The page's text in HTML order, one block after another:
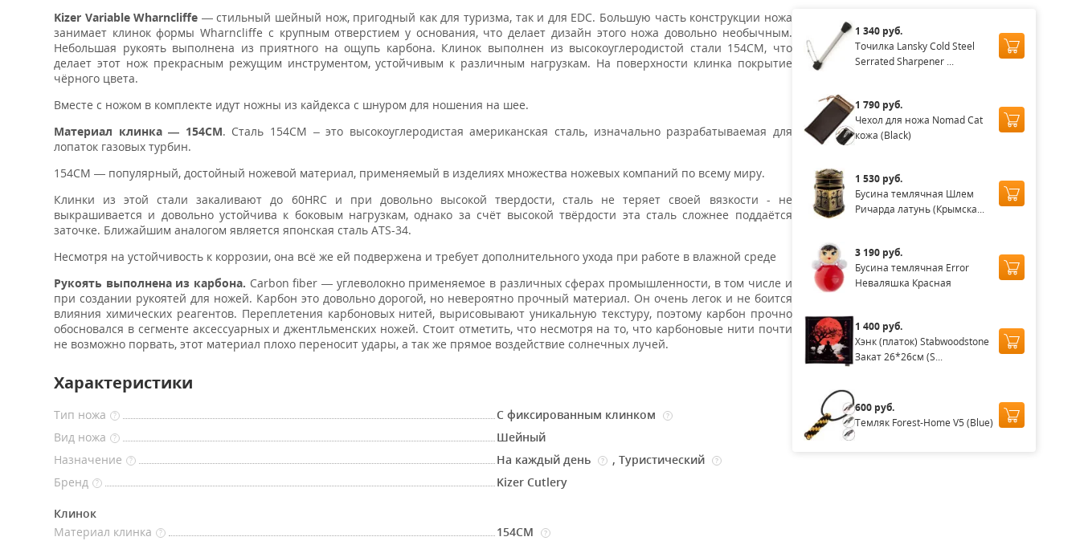
Kizer Variable Wharncliffe — стильный шейный нож, пригодный как для туризма, так и для EDC. Большую часть конструкции ножа
занимает клинок формы Wharncliffe с крупным отверстием у основания, что делает дизайн этого ножа довольно необычным.
Небольшая рукоять выполнена из приятного на ощупь карбона. Клинок выполнен из высокоуглеродистой стали 154CM, что
делает этот нож прекрасным режущим инструментом, устойчивым к различным нагрузкам. На поверхности клинка покрытие
чёрного цвета.
Вместе с ножом в комплекте идут ножны из кайдекса с шнуром для ношения на шее.
Материал клинка — 154CM. Сталь 154CM – это высокоуглеродистая американская сталь, изначально разрабатываемая для
лопаток газовых турбин.
154CM — популярный, достойный ножевой материал, применяемый в изделиях множества ножевых компаний по всему миру.
Клинки из этой стали закаливают до 60HRC и при довольно высокой твердости, сталь не теряет своей вязкости - не
выкрашивается и довольно устойчива к боковым нагрузкам, однако за счёт высокой твёрдости эта сталь сложнее поддаётся
заточке. Ближайшим аналогом является японская сталь ATS-34.
Несмотря на устойчивость к коррозии, она всё же ей подвержена и требует дополнительного ухода при работе в влажной среде
Рукоять выполнена из карбона. Carbon fiber — углеволокно применяемое в различных сферах промышленности, в том числе и
при создании рукоятей для ножей. Карбон это довольно дорогой, но невероятно прочный материал. Он очень легок и не боится
влияния химических реагентов. Переплетения карбоновых нитей, вырисовывают уникальную текстуру, поэтому карбон прочно
обосновался в сегменте аксессуарных и джентльменских ножей. Стоит отметить, что несмотря на то, что карбоновые нити почти
не возможно порвать, этот материал плохо переносит удары, а так же прямое воздействие солнечных лучей.
Характеристики
Тип ножа ? С фиксированным клинком ?
Вид ножа ?
Шейный
Назначение
? На каждый день ? ,Туристический ?
Бренд ? Kizer Cutlery
Клинок
Материал клинка
? 154CM ?
1 340 руб.
Точилка Lansky Cold Steel
Serrated Sharpener ...
1 790 руб.
Чехол для ножа Nomad Cat
кожа (Black)
1 530 руб.
Бусина темлячная Шлем
Ричарда латунь (Крымска...
3 190 руб.
Бусина темлячная Error
Неваляшка Красная
1 400 руб.
Хэнк (платок) Stabwoodstone
Закат 26*26см (S...
600 руб.
Темляк Forest-Home V5 (Blue)